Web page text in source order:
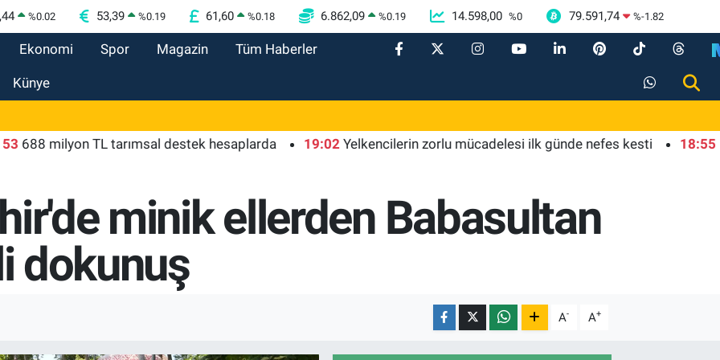
%0.02 53,39 %0.19 61,60 %0.18 6.862,09 %0.19 14.598,00 %0 79.591,74 %-1.82
Ekonomi Spor Magazin Tüm Haberler
Künye
TL tarımsal destek hesaplarda 19:02 Yelkencilerin zorlu mücadelesi ilk günde nefes kesti 18:55
minik ellerden Babasultan
dokunuş
A- A+